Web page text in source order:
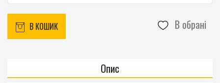
В КОШИК В обрані
Опис